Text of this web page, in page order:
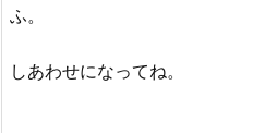
ふ。
しあわせになってね。